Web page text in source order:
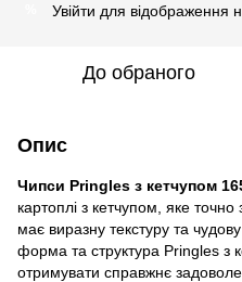
Увійти для відображення
До обраного
Опис
Чипси Pringles з кетчупом
картоплі з кетчупом, яке
має виразну текстуру та
форма та структура Pringles з
отримувати справжнє